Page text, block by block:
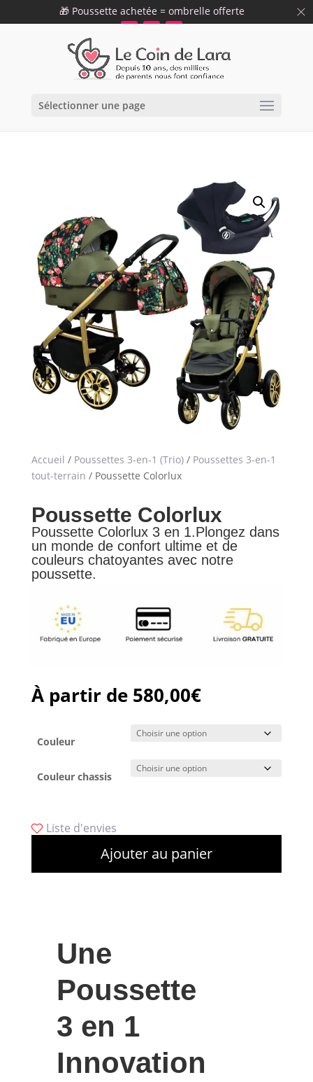
🎁 Poussette achetée = ombrelle offerte
09 75 12 34 19 info@lecoindelara.com
Sélectionner une page
Accueil / Poussettes 3-en-1 (Trio)/ Poussettes 3-en-1
tout-terrain / Poussette Colorlux
Poussette Colorlux
Poussette Colorlux 3 en 1.Plongez dans
un monde de confort ultime et de
couleurs chatoyantes avec notre
poussette.
À partir de 580,00€
Couleur
Couleur chassis
Liste d'envies
Ajouter au panier
Une
Poussette
3 en 1
Innovation